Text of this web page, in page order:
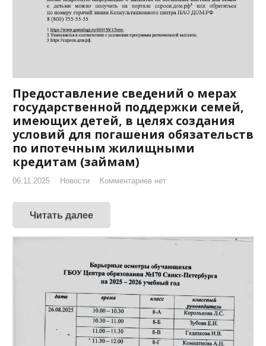
Предоставление сведений о мерах
государственной поддержки семей,
имеющих детей, в целях создания
условий для погашения обязательств
по ипотечным жилищными
кредитам (займам)
06.11.2025 Новости Комментариев нет
Читать далее